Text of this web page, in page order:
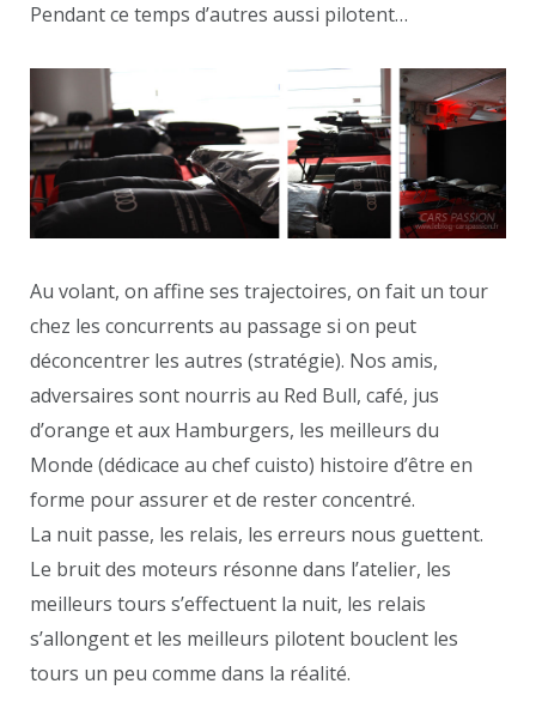
Pendant ce temps d’autres aussi pilotent…
Au volant, on affine ses trajectoires, on fait un tour
chez les concurrents au passage si on peut
déconcentrer les autres (stratégie). Nos amis,
adversaires sont nourris au Red Bull, café, jus
d’orange et aux Hamburgers, les meilleurs du
Monde (dédicace au chef cuisto) histoire d’être en
forme pour assurer et de rester concentré.
La nuit passe, les relais, les erreurs nous guettent.
Le bruit des moteurs résonne dans l’atelier, les
meilleurs tours s’effectuent la nuit, les relais
s’allongent et les meilleurs pilotent bouclent les
tours un peu comme dans la réalité.